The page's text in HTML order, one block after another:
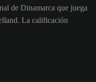
de Dinamarca que juega
La calificación